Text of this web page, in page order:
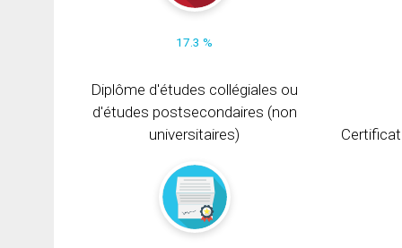
17.3 %
Diplôme d'études collégiales ou
d'études postsecondaires (non
universitaires)